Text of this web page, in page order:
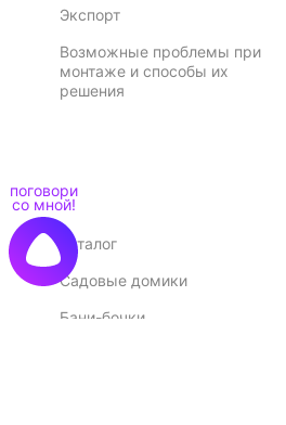
Экспорт
Возможные проблемы при
монтаже и способы их
решения
Каталог
Садовые домики
Бани-бочки